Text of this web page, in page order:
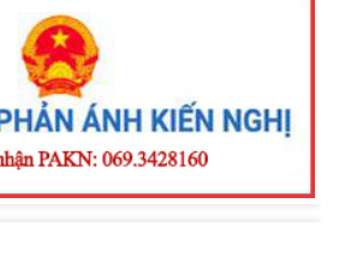
phường Nam Gia Nghĩa trong đấu
tranh phòng, chống tội phạm